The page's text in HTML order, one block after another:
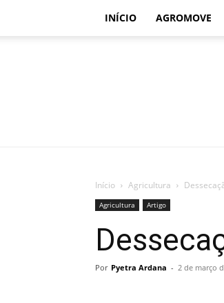
INÍCIO AGROMOVE
Início Agricultura
Agricultura Artigo
Por Pyetra Ardana - 2 de março